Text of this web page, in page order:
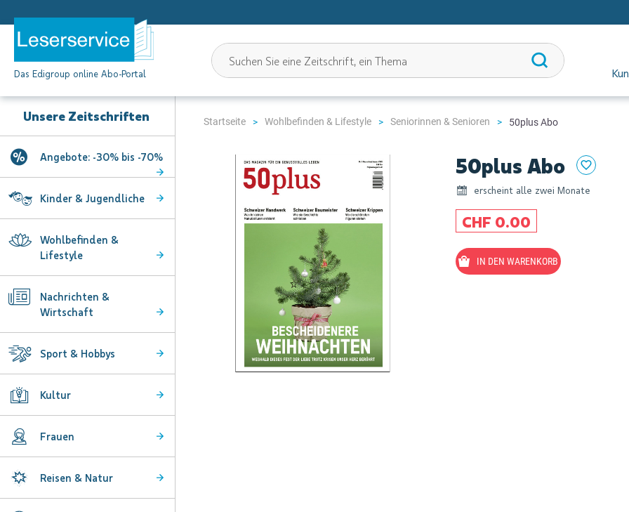
Das Edigroup online Abo-Portal
Startseite Wohlbefinden & Lifestyle Seniorinnen & Senioren 50plus Abo
Bildgalerie
50plus Abo
erscheint alle zwei Monate
CHF 0.00
IN DEN WARENKORB
Unsere Zeitschriften
Angebote: -30% bis -70%
Kinder & Jugendliche
Wohlbefinden &
Lifestyle
Nachrichten &
Wirtschaft
Sport & Hobbys
Kultur
Frauen
Reisen & Natur